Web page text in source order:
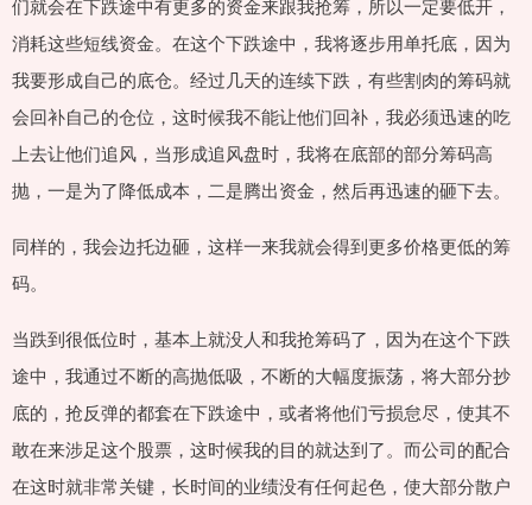
们就会在下跌途中有更多的资金来跟我抢筹，所以一定要低开，
消耗这些短线资金。在这个下跌途中，我将逐步用单托底，因为
我要形成自己的底仓。经过几天的连续下跌，有些割肉的筹码就
会回补自己的仓位，这时候我不能让他们回补，我必须迅速的吃
上去让他们追风，当形成追风盘时，我将在底部的部分筹码高
抛，一是为了降低成本，二是腾出资金，然后再迅速的砸下去。
同样的，我会边托边砸，这样一来我就会得到更多价格更低的筹
码。
当跌到很低位时，基本上就没人和我抢筹码了，因为在这个下跌
途中，我通过不断的高抛低吸，不断的大幅度振荡，将大部分抄
底的，抢反弹的都套在下跌途中，或者将他们亏损怠尽，使其不
敢在来涉足这个股票，这时候我的目的就达到了。而公司的配合
在这时就非常关键，长时间的业绩没有任何起色，使大部分散户